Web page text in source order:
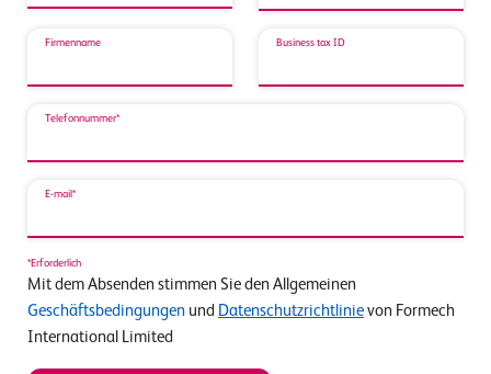
Firmenname Business tax ID
Telefonnummer*
E-mail*
*Erforderlich
Mit dem Absenden stimmen Sie den Allgemeinen
Geschäftsbedingungen und Datenschutzrichtlinie von Formech
International Limited